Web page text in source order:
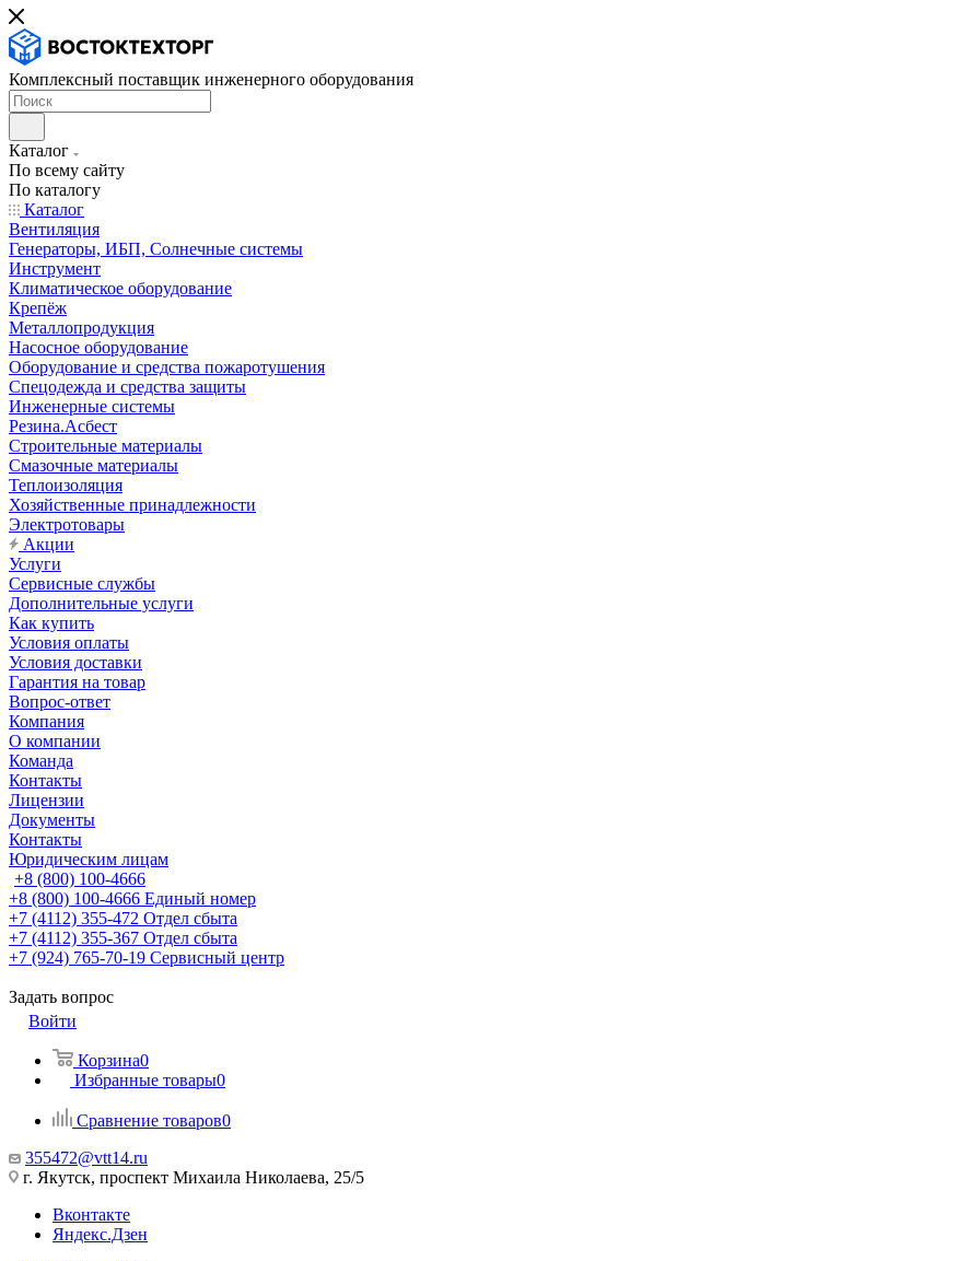
Комплексный поставщик инженерного оборудования
Каталог
По всему сайту
По каталогу
Каталог
Вентиляция
Генераторы, ИБП, Солнечные системы
Инструмент
Климатическое оборудование
Крепёж
Металлопродукция
Насосное оборудование
Оборудование и средства пожаротушения
Спецодежда и средства защиты
Инженерные системы
Резина.Асбест
Строительные материалы
Смазочные материалы
Теплоизоляция
Хозяйственные принадлежности
Электротовары
Акции
Услуги
Сервисные службы
Дополнительные услуги
Как купить
Условия оплаты
Условия доставки
Гарантия на товар
Вопрос-ответ
Компания
О компании
Команда
Контакты
Лицензии
Документы
Контакты
Юридическим лицам
+8 (800) 100-4666
+8 (800) 100-4666 Единый номер
+7 (4112) 355-472 Отдел сбыта
+7 (4112) 355-367 Отдел сбыта
+7 (924) 765-70-19 Сервисный центр
Задать вопрос
Войти
Корзина0
Избранные товары0
Сравнение товаров0
355472@vtt14.ru
г. Якутск, проспект Михаила Николаева, 25/5
Вконтакте
Яндекс.Дзен